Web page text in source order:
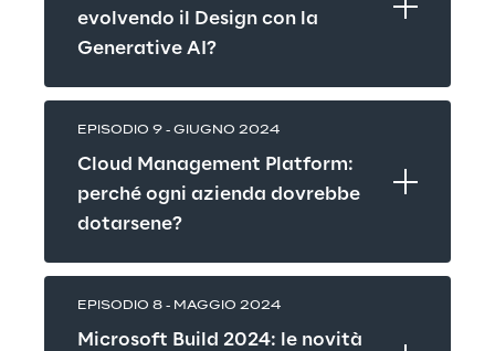
evolvendo il Design con la
Generative AI?
EPISODIO 9 - GIUGNO 2024
Cloud Management Platform:
perché ogni azienda dovrebbe
dotarsene?
EPISODIO 8 - MAGGIO 2024
Microsoft Build 2024: le novità